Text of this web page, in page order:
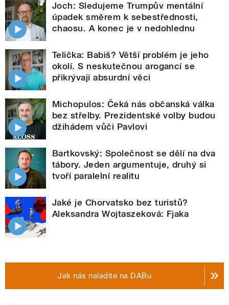
Joch: Sledujeme Trumpův mentální
úpadek směrem k sebestřednosti,
chaosu. A konec je v nedohlednu
Telička: Babiš? Větší problém je jeho
okolí. S neskutečnou arogancí se
přikrývají absurdní věci
Michopulos: Čeká nás občanská válka
bez střelby. Prezidentské volby budou
džihádem vůči Pavlovi
Bartkovský: Společnost se dělí na dva
tábory. Jeden argumentuje, druhý si
tvoří paralelní realitu
Jaké je Chorvatsko bez turistů?
Aleksandra Wojtaszeková: Fjaka
Jak nás naladíte na DABu